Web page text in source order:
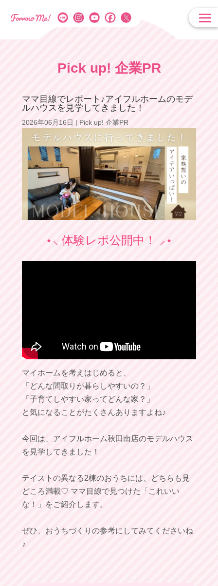
Pick up! 企業PR
ママ目線でレポート♪アイフルホームのモデ
ルハウスを見学してきました！
2026年06月16日 | Pick up! 企業PR
⋆⸜ 体験レポ公開中！ ⸝⋆
マイホームを考えはじめると、
「どんな間取りが暮らしやすいの？」
「子育てしやすい家ってどんな家？」
と気になることがたくさんありますよね♪
今回は、アイフルホーム秋田南店のモデルハウス
を見学してきました！
テイストの異なる2棟のおうちには、どちらも見
どころ満載♡ ママ目線で見つけた「これいい
な！」をご紹介します。
ぜひ、おうちづくりの参考にしてみてくださいね
♪